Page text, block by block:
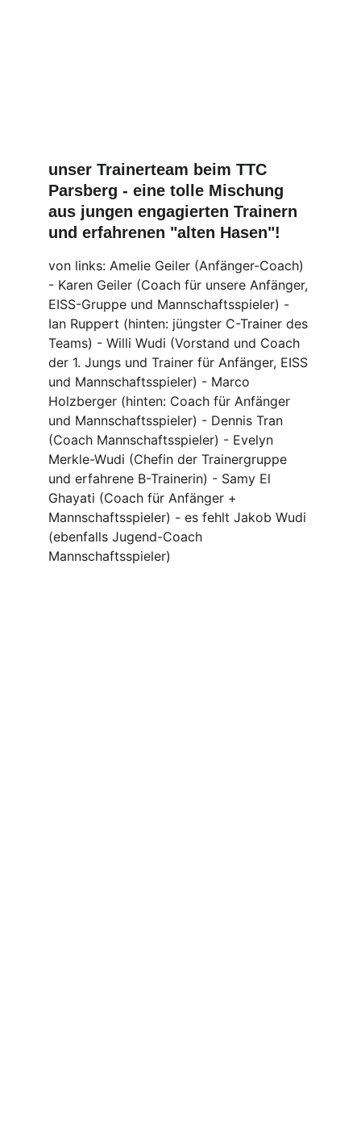
unser Trainerteam beim TTC
Parsberg - eine tolle Mischung
aus jungen engagierten Trainern
und erfahrenen "alten Hasen"!
von links: Amelie Geiler (Anfänger-Coach)
- Karen Geiler (Coach für unsere Anfänger,
EISS-Gruppe und Mannschaftsspieler) -
Ian Ruppert (hinten: jüngster C-Trainer des
Teams) - Willi Wudi (Vorstand und Coach
der 1. Jungs und Trainer für Anfänger, EISS
und Mannschaftsspieler) - Marco
Holzberger (hinten: Coach für Anfänger
und Mannschaftsspieler) - Dennis Tran
(Coach Mannschaftsspieler) - Evelyn
Merkle-Wudi (Chefin der Trainergruppe
und erfahrene B-Trainerin) - Samy El
Ghayati (Coach für Anfänger +
Mannschaftsspieler) - es fehlt Jakob Wudi
(ebenfalls Jugend-Coach
Mannschaftsspieler)